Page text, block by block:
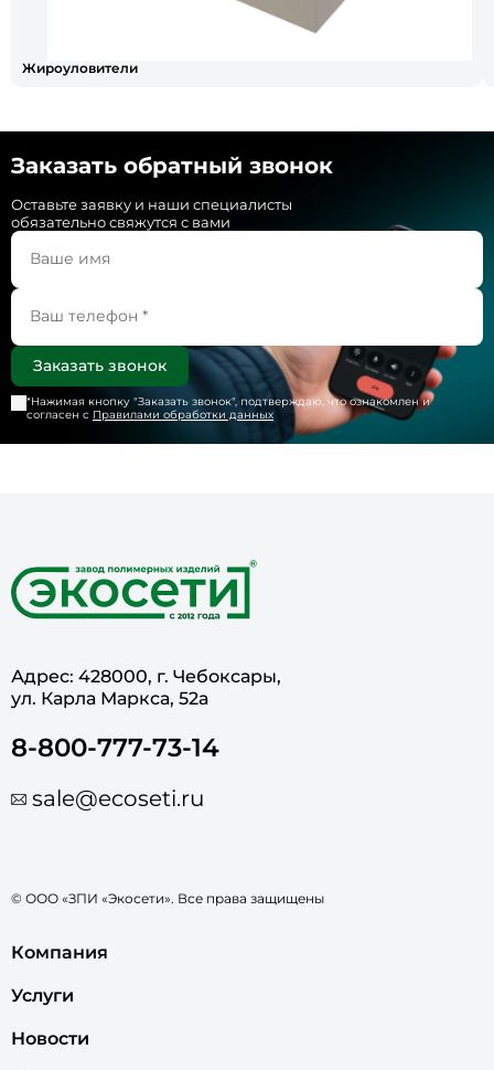
Жироуловители
Заказать обратный звонок
Оставьте заявку и наши специалисты
обязательно свяжутся с вами
*Нажимая кнопку "Заказать звонок", подтверждаю, что ознакомлен и
согласен с Правилами обработки данных
Адрес: 428000, г. Чебоксары,
ул. Карла Маркса, 52а
8-800-777-73-14
sale@ecoseti.ru
© ООО «ЗПИ «Экосети». Все права защищены
Компания
Услуги
Новости